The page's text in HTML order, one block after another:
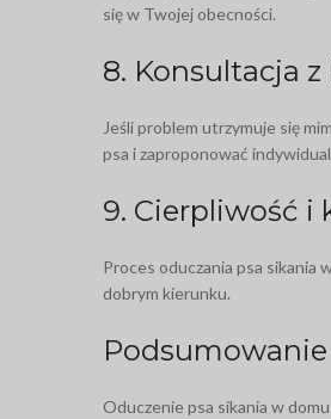
się w Twojej obecności.
8. Konsultacja
Jeśli problem utrzymuje się
psa i zaproponować
9. Cierpliwość i
Proces oduczania psa sikania
dobrym kierunku.
Podsumowanie
Oduczenie psa sikania w